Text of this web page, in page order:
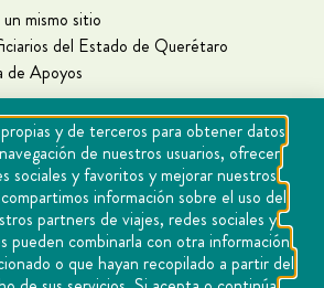
mismo sitio
del Estado de Querétaro
de Apoyos
Travel 2021 | v 1.1
y de terceros para obtener datos
de nuestros usuarios, ofrecer
sociales y favoritos y mejorar nuestros
información sobre el uso del
partners de viajes, redes sociales y
pueden combinarla con otra información
o que hayan recopilado a partir del